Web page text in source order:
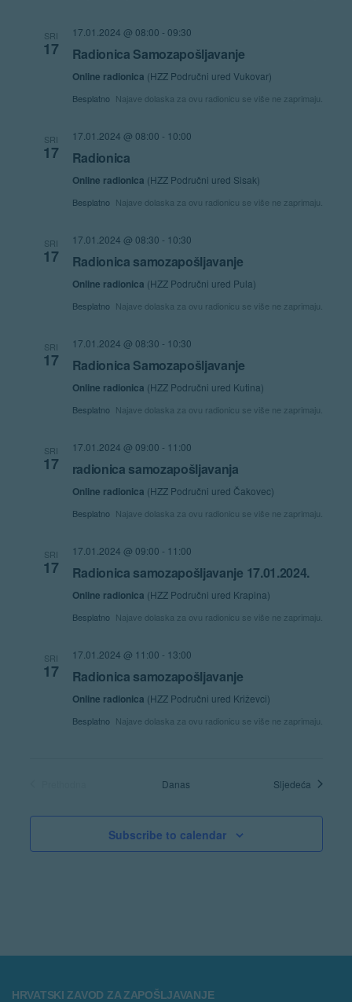
SRI
17
17.01.2024 @ 08:00 - 09:30
Radionica Samozapošljavanje
Online radionica (HZZ Područni ured Vukovar)
Besplatno Najave dolaska za ovu radionicu se više ne zaprimaju.
SRI
17
17.01.2024 @ 08:00 - 10:00
Radionica
Online radionica (HZZ Područni ured Sisak)
Besplatno Najave dolaska za ovu radionicu se više ne zaprimaju.
SRI
17
17.01.2024 @ 08:30 - 10:30
Radionica samozapošljavanje
Online radionica (HZZ Područni ured Pula)
Besplatno Najave dolaska za ovu radionicu se više ne zaprimaju.
SRI
17
17.01.2024 @ 08:30 - 10:30
Radionica Samozapošljavanje
Online radionica (HZZ Područni ured Kutina)
Besplatno Najave dolaska za ovu radionicu se više ne zaprimaju.
SRI
17
17.01.2024 @ 09:00 - 11:00
radionica samozapošljavanja
Online radionica (HZZ Područni ured Čakovec)
Besplatno Najave dolaska za ovu radionicu se više ne zaprimaju.
SRI
17
17.01.2024 @ 09:00 - 11:00
Radionica samozapošljavanje 17.01.2024.
Online radionica (HZZ Područni ured Krapina)
Besplatno Najave dolaska za ovu radionicu se više ne zaprimaju.
SRI
17
17.01.2024 @ 11:00 - 13:00
Radionica samozapošljavanje
Online radionica (HZZ Područni ured Križevci)
Besplatno Najave dolaska za ovu radionicu se više ne zaprimaju.
Danas Sljedeća
Subscribe to calendar
HRVATSKI ZAVOD ZA ZAPOŠLJAVANJE